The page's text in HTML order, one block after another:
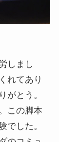
しまし
れてあり
がとう。
この脚本
でした。